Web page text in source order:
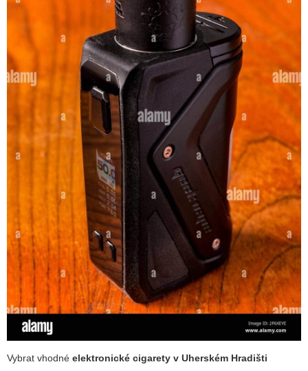
Vybrat vhodné elektronické cigarety v Uherském Hradišti